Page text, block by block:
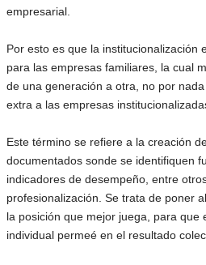
empresarial.
Por esto es que la institucionalización
para las empresas familiares, la cual
de una generación a otra, no por
extra a las empresas
Este término se refiere a la creación
documentados sonde se identifiquen
indicadores de desempeño, entre
profesionalización. Se trata de poner
la posición que mejor juega, para que
individual permeé en el resultado